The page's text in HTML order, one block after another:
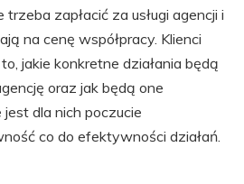
zapłacić za usługi agencji i
na cenę współpracy. Klienci
jakie konkretne działania będą
oraz jak będą one
dla nich poczucie
co do efektywności działań.